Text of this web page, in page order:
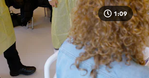
1:09